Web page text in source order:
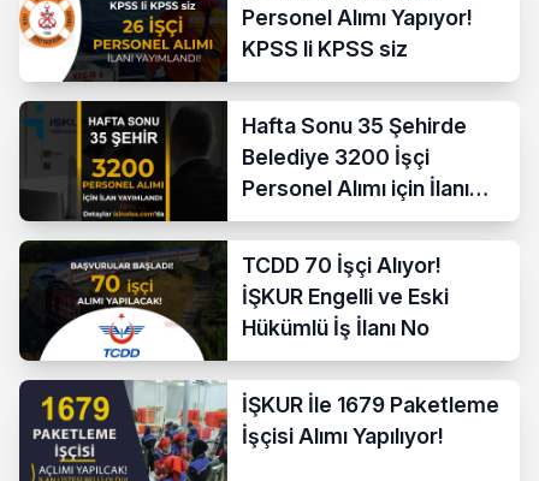
Personel Alımı Yapıyor!
KPSS li KPSS siz
Hafta Sonu 35 Şehirde
Belediye 3200 İşçi
Personel Alımı için İlanı
Yayımladı!
TCDD 70 İşçi Alıyor!
İŞKUR Engelli ve Eski
Hükümlü İş İlanı No
İŞKUR İle 1679 Paketleme
İşçisi Alımı Yapılıyor!